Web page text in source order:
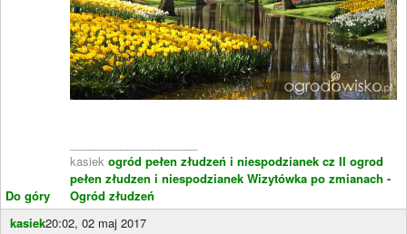
Do góry
kasiek ogród pełen złudzeń i niespodzianek cz II ogrod
pełen złudzen i niespodzianek Wizytówka po zmianach -
Ogród złudzeń
kasiek20:02, 02 maj 2017